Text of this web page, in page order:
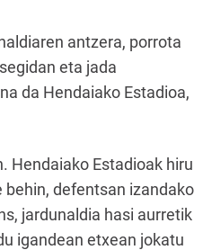
antzera, porrota
eta jada
da Hendaiako Estadioa,
Hendaiako Estadioak hiru
defentsan izandako
jardunaldia hasi aurretik
igandean etxean jokatu